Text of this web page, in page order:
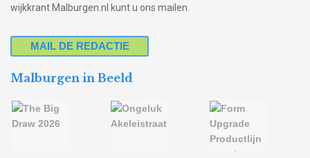
wijkkrant Malburgen.nl kunt u ons mailen.
MAIL DE REDACTIE
Malburgen in Beeld